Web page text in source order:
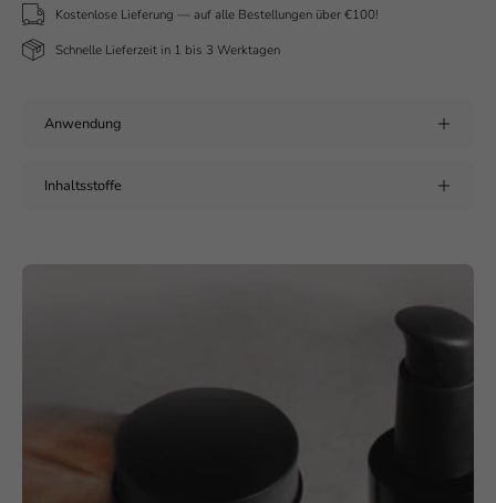
Kostenlose Lieferung — auf alle Bestellungen über €100!
Schnelle Lieferzeit in 1 bis 3 Werktagen
Anwendung
Inhaltsstoffe